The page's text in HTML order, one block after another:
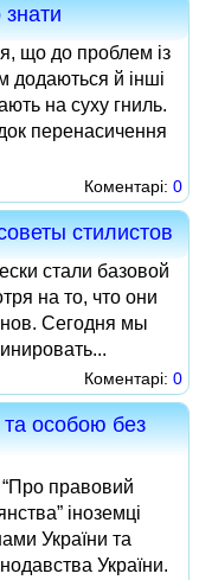
що до проблем із
додаються й інші
на суху гниль.
перенасичення
Коментарі: 0
стилистов
стали базовой
на то, что они
Сегодня мы
Коментарі: 0
особою без
“Про правовий
іноземці
України та
України.